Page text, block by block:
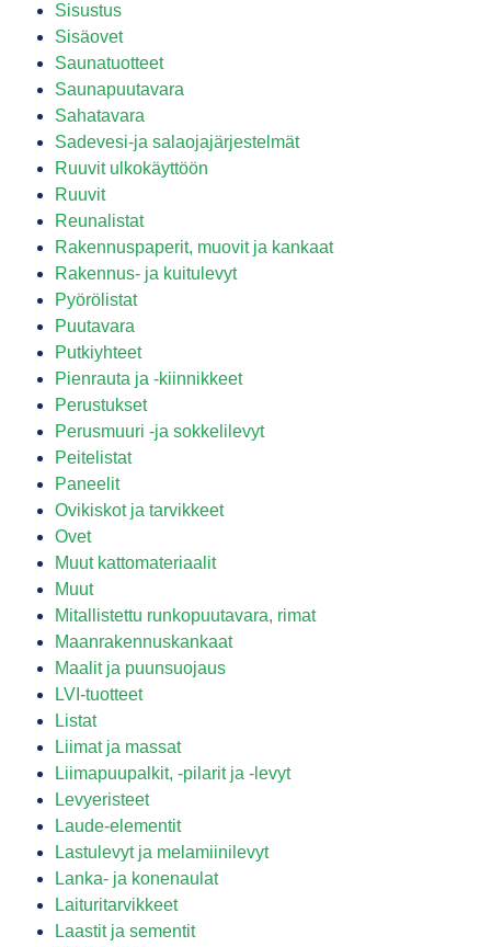
Sisustus
Sisäovet
Saunatuotteet
Saunapuutavara
Sahatavara
Sadevesi-ja salaojajärjestelmät
Ruuvit ulkokäyttöön
Ruuvit
Reunalistat
Rakennuspaperit, muovit ja kankaat
Rakennus- ja kuitulevyt
Pyörölistat
Puutavara
Putkiyhteet
Pienrauta ja -kiinnikkeet
Perustukset
Perusmuuri -ja sokkelilevyt
Peitelistat
Paneelit
Ovikiskot ja tarvikkeet
Ovet
Muut kattomateriaalit
Muut
Mitallistettu runkopuutavara, rimat
Maanrakennuskankaat
Maalit ja puunsuojaus
LVI-tuotteet
Listat
Liimat ja massat
Liimapuupalkit, -pilarit ja -levyt
Levyeristeet
Laude-elementit
Lastulevyt ja melamiinilevyt
Lanka- ja konenaulat
Laituritarvikkeet
Laastit ja sementit